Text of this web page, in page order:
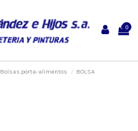
0
Bolsas porta-alimentos
BOLSA